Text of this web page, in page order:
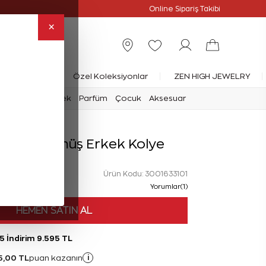
×
Online Sipariş Takibi
Yüzük Özel Koleksiyonlar ZEN HIGH JEWELRY
Erkek Parfüm Çocuk Aksesuar
Gümüş Erkek Kolye
Ürün Kodu: 3001633101
Yorumlar(1)
HEMEN SATIN AL
İndirim 9.595 TL
TL puan kazanın i